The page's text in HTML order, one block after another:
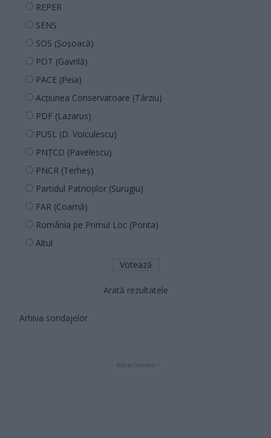
REPER
SENS
SOS (Șoșoacă)
POT (Gavrilă)
PACE (Peia)
Acțiunea Conservatoare (Târziu)
PDF (Lazarus)
PUSL (D. Voiculescu)
PNȚCD (Pavelescu)
PNCR (Terheș)
Partidul Patrioților (Surugiu)
FAR (Coarnă)
România pe Primul Loc (Ponta)
Altul
Arată rezultatele
Arhiva sondajelor
- Advertisment -